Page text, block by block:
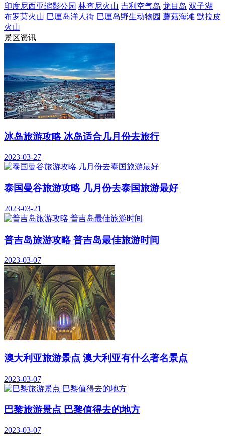
印度尼西亚缩影公园 林查尼火山 吉利空气岛 龙目岛 双子湖
布罗莫火山 巴厘岛洋人街 巴厘岛野生动物园 蘑菇海滩 默拉皮
火山
景区资讯
冰岛旅游攻略 冰岛适合几月份去旅行
2023-03-27
泰国曼谷旅游攻略 几月份去泰国旅游最好
2023-03-21
普吉岛旅游攻略 普吉岛最佳旅游时间
2023-03-07
澳大利亚旅游景点 澳大利亚有什么著名景点
2023-03-07
巴黎旅游景点 巴黎值得去的地方
2023-03-07